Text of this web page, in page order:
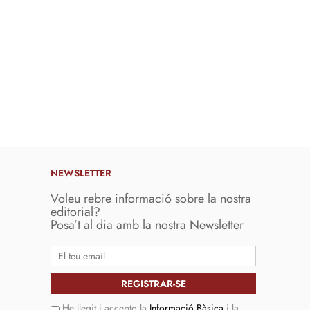
NEWSLETTER
Voleu rebre informació sobre la nostra
editorial?
Posa’t al dia amb la nostra Newsletter